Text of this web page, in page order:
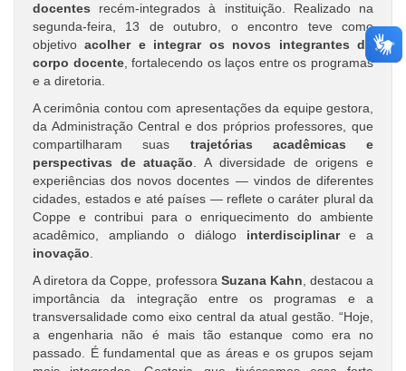
docentes recém-integrados à instituição. Realizado na
segunda-feira, 13 de outubro, o encontro teve como
objetivoacolher e integrar os novos integrantes do
corpo docente, fortalecendo os laços entre os programas
e a diretoria.
A cerimônia contou com apresentações da equipe gestora,
da Administração Central e dos próprios professores, que
compartilharam suas trajetórias acadêmicas e
perspectivas de atuação . A diversidade de origens e
experiências dos novos docentes — vindos de diferentes
cidades, estados e até países — reflete o caráter plural da
Coppe e contribui para o enriquecimento do ambiente
acadêmico, ampliando o diálogo interdisciplinare a
inovação
A diretora da Coppe, professora Suzana Kahn , destacou a
importância da integração entre os programas e a
transversalidade como eixo central da atual gestão. “Hoje,
a engenharia não é mais tão estanque como era no
passado. É fundamental que as áreas e os grupos sejam